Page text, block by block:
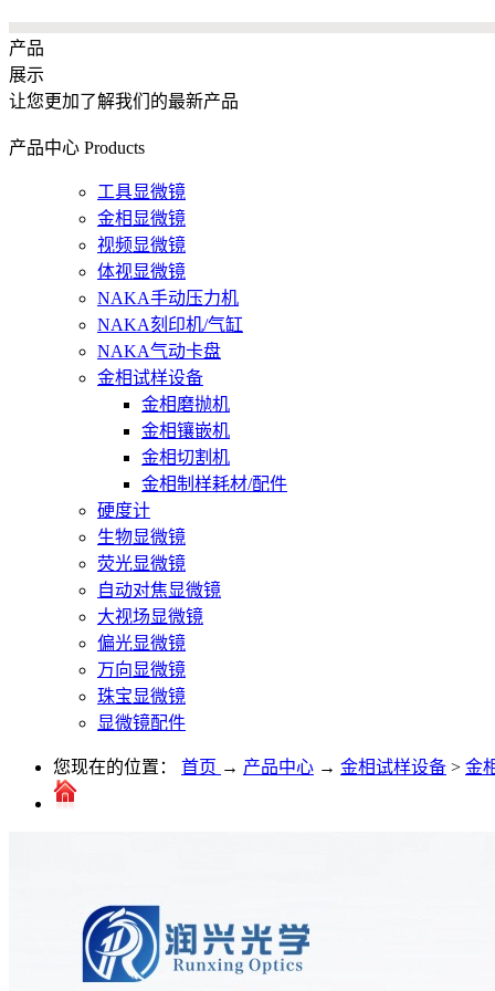
产品
展示
让您更加了解我们的最新产品
产品中心 Products
工具显微镜
金相显微镜
视频显微镜
体视显微镜
NAKA手动压力机
NAKA刻印机/气缸
NAKA气动卡盘
金相试样设备
金相磨抛机
金相镶嵌机
金相切割机
金相制样耗材/配件
硬度计
生物显微镜
荧光显微镜
自动对焦显微镜
大视场显微镜
偏光显微镜
万向显微镜
珠宝显微镜
显微镜配件
您现在的位置： 首页 → 产品中心 → 金相试样设备 > 金